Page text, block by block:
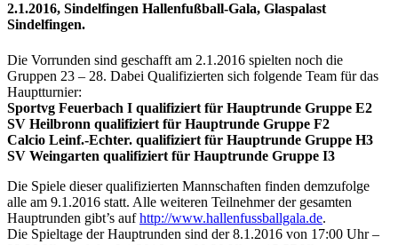
2.1.2016, Sindelfingen Hallenfußball-Gala, Glaspalast
Sindelfingen.
Die Vorrunden sind geschafft am 2.1.2016 spielten noch die
Gruppen 23 – 28. Dabei Qualifizierten sich folgende Team für das
Hauptturnier:
Sportvg Feuerbach I qualifiziert für Hauptrunde Gruppe E2
SV Heilbronn qualifiziert für Hauptrunde Gruppe F2
Calcio Leinf.-Echter. qualifiziert für Hauptrunde Gruppe H3
SV Weingarten qualifiziert für Hauptrunde Gruppe I3
Die Spiele dieser qualifizierten Mannschaften finden demzufolge
alle am 9.1.2016 statt. Alle weiteren Teilnehmer der gesamten
Hauptrunden gibt’s aufhttp://www.hallenfussballgala.de.
Die Spieltage der Hauptrunden sind der 8.1.2016 von 17:00 Uhr –